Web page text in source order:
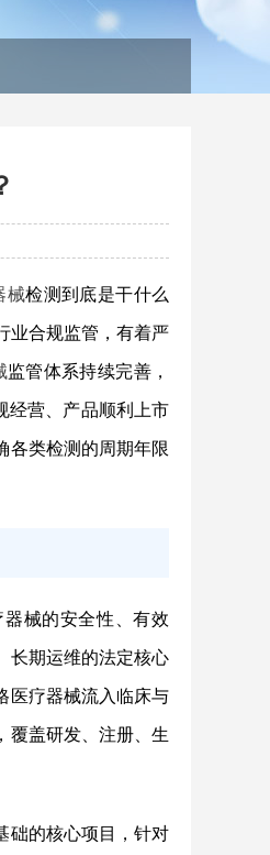
械检测到底是干什么
业合规监管，有着严
监管体系持续完善，
经营、产品顺利上市
各类检测的周期年限
械的安全性、有效
长期运维的法定核心
医疗器械流入临床与
覆盖研发、注册、生
础的核心项目，针对